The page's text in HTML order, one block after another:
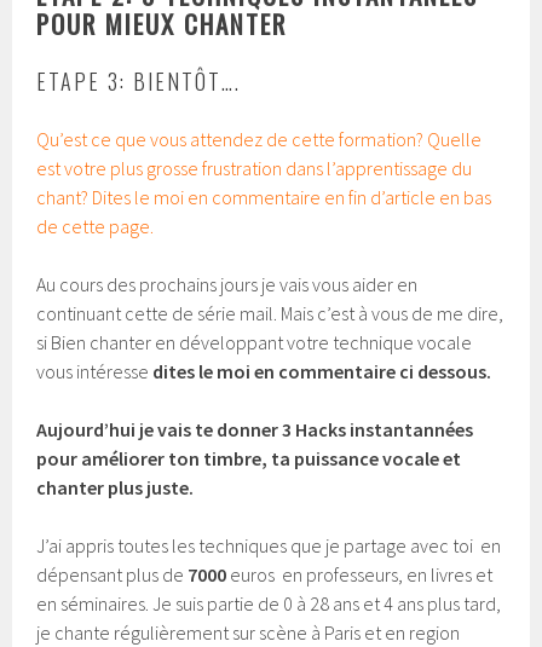
POUR MIEUX CHANTER
ETAPE 3: BIENTÔT….
Qu’est ce que vous attendez de cette formation? Quelle
est votre plus grosse frustration dans l’apprentissage du
chant? Dites le moi en commentaire en fin d’article en bas
de cette page.
Au cours des prochains jours je vais vous aider en
continuant cette de série mail. Mais c’est à vous de me dire,
si Bien chanter en développant votre technique vocale
vous intéresse dites le moi en commentaire ci dessous.
Aujourd’hui je vais te donner 3 Hacks instantannées
pour améliorer ton timbre, ta puissance vocale et
chanter plus juste.
J’ai appris toutes les techniques que je partage avec toi en
dépensant plus de 7000 euros en professeurs, en livres et
en séminaires. Je suis partie de 0 à 28 ans et 4 ans plus tard,
je chante régulièrement sur scène à Paris et en region